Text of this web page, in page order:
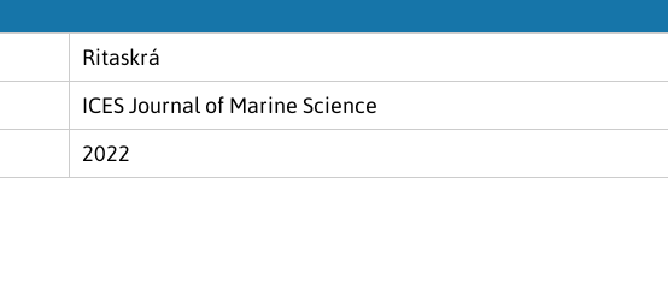
Ritaskrá
ICES Journal of Marine Science
2022